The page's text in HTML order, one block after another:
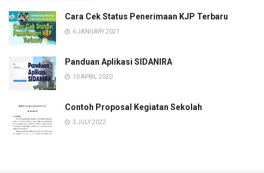
Cara Cek Status Penerimaan KJP Terbaru
6 JANUARY 2021
Panduan Aplikasi SIDANIRA
10 APRIL 2020
Contoh Proposal Kegiatan Sekolah
3 JULY 2022